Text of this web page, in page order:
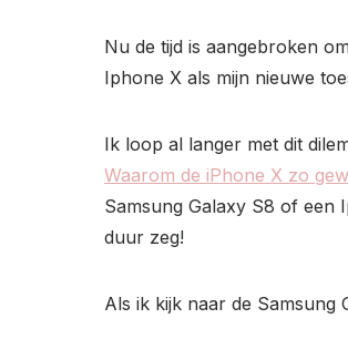
Nu de tijd is aangebroken
Iphone X als mijn nieuwe
Ik loop al langer met dit
Waarom de iPhone X zo
Samsung Galaxy S8 of een
duur zeg!
Als ik kijk naar de Samsung